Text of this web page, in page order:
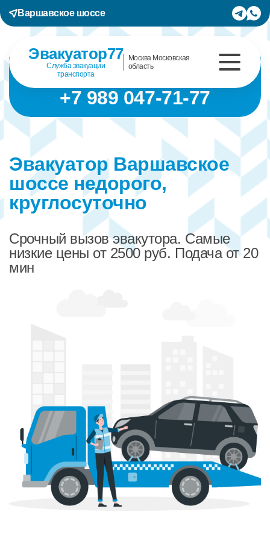
Варшавское шоссе
Эвакуатор77
Служба эвакуации
транспорта
Москва Московская
область
+7 989 047-71-77
Эвакуатор Варшавское
шоссе недорого,
круглосуточно
Срочный вызов эвакутора. Самые
низкие цены от 2500 руб. Подача от 20
мин